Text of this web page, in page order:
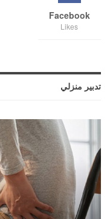
Facebook
Likes
تدبير منزلي